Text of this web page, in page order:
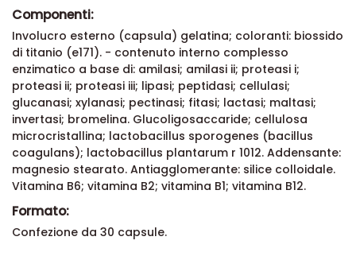
Componenti:
Involucro esterno (capsula) gelatina; coloranti: biossido
di titanio (e171). - contenuto interno complesso
enzimatico a base di: amilasi; amilasi ii; proteasi i;
proteasi ii; proteasi iii; lipasi; peptidasi; cellulasi;
glucanasi; xylanasi; pectinasi; fitasi; lactasi; maltasi;
invertasi; bromelina. Glucoligosaccaride; cellulosa
microcristallina; lactobacillus sporogenes (bacillus
coagulans); lactobacillus plantarum r 1012. Addensante:
magnesio stearato. Antiagglomerante: silice colloidale.
Vitamina B6; vitamina B2; vitamina B1; vitamina B12.
Formato:
Confezione da 30 capsule.